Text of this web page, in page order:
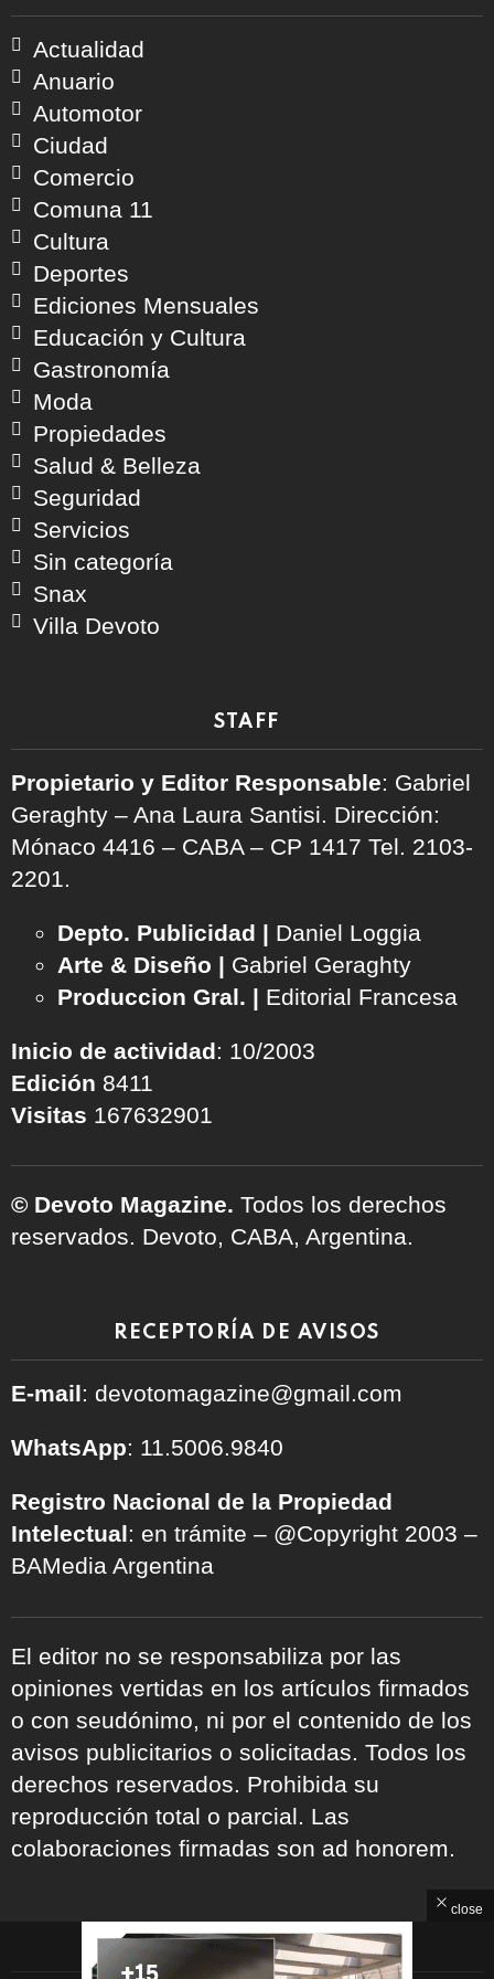
Actualidad
Anuario
Automotor
Ciudad
Comercio
Comuna 11
Cultura
Deportes
Ediciones Mensuales
Educación y Cultura
Gastronomía
Moda
Propiedades
Salud & Belleza
Seguridad
Servicios
Sin categoría
Snax
Villa Devoto
STAFF
Propietario y Editor Responsable: Gabriel
Geraghty – Ana Laura Santisi. Dirección:
Mónaco 4416 – CABA – CP 1417 Tel. 2103-
2201.
Depto. Publicidad | Daniel Loggia
Arte & Diseño | Gabriel Geraghty
Produccion Gral. | Editorial Francesa
Inicio de actividad: 10/2003
Edición 8411
Visitas 167632901
© Devoto Magazine. Todos los derechos
reservados. Devoto, CABA, Argentina.
RECEPTORÍA DE AVISOS
E-mail: devotomagazine@gmail.com
WhatsApp: 11.5006.9840
Registro Nacional de la Propiedad
Intelectual: en trámite – @Copyright 2003 –
BAMedia Argentina
El editor no se responsabiliza por las
opiniones vertidas en los artículos firmados
o con seudónimo, ni por el contenido de los
avisos publicitarios o solicitadas. Todos los
derechos reservados. Prohibida su
reproducción total o parcial. Las
colaboraciones firmadas son ad honorem.
ARCHIVOS
close